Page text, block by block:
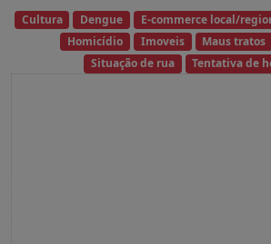
Cultura Dengue E-commerce local/
Homicídio
Imoveis Maus tratos
Situação de rua
Tentativa de